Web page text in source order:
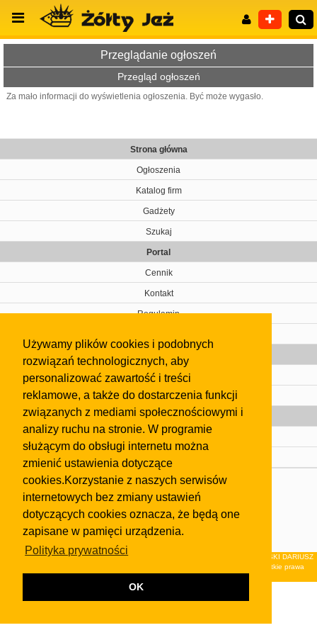
Używamy plików cookies i podobnych
rozwiązań technologicznych, aby
personalizować zawartość i treści
reklamowe, a także do dostarczenia funkcji
związanych z mediami społecznościowymi i
analizy ruchu na stronie. W programie
służącym do obsługi internetu można
zmienić ustawienia dotyczące
cookies.Korzystanie z naszych serwisów
internetowych bez zmiany ustawień
dotyczących cookies oznacza, że będą one
zapisane w pamięci urządzenia.
Polityka prywatności
OK
Przeglądanie ogłoszeń
Przegląd ogłoszeń
Za mało informacji do wyświetlenia ogłoszenia. Być może wygasło.
Strona główna
Ogłoszenia
Katalog firm
Gadżety
Szukaj
Portal
Cennik
Kontakt
Regulamin
Gazeta
Olkusz
Kontakt
Strefa dla biznesu
Biura nieruchomości
Dealerzy i autokomisy
Skontaktuj się z nami
regulaminuiPolityki Prywatności.
Klauzula FB
© 2026Wydawnictwo NEON sp. z o.o. (dawniej: FIRMA NEON MAREK KLUCZEWSKI DARIUSZ
KRAWCZYK s.c.) z siedzibą w Olkuszu, ul.Żuradzka 15, 32-300 Olkusz . Wszystkie prawa